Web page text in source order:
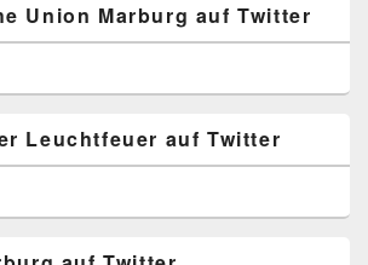
Union Marburg auf Twitter
Leuchtfeuer auf Twitter